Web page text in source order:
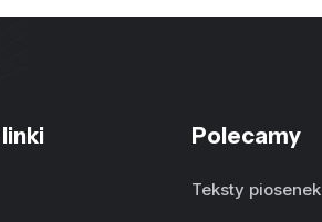
Polecamy
Teksty piosenek